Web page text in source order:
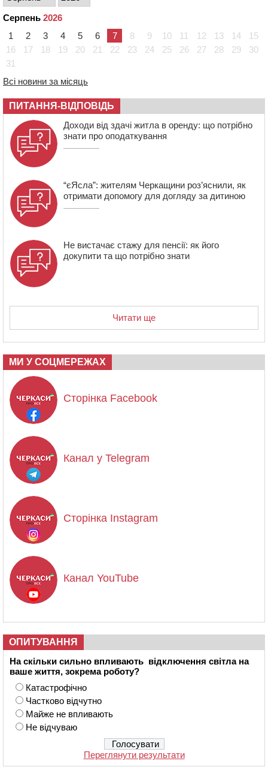
На Черкащині п’яний мотоцикліст зіткнувся з
мопедом: двоє людей у лікарні
09:42
Ветерани МСК “Дніпро” вибороли бронзу чемпіонату
України
08:57
670 тис грн штрафу за незаконні зміни до договору
08:20 Обрано претендента на посаду директора
Мокрокалигірського психоневрологічного інтернату
07:23 Уманські міграційники видворили з країни грузина,
який відсидів термін у колонії
Серпень 2026
1
2 3 4 5 6 7 8 9 10 11 12 13 14
15
16
17 18 19 20 21 22 23 24 25 26 27 28 29
30
31
Всі новини за місяць
ПИТАННЯ-ВІДПОВІДЬ
Доходи від здачі житла в оренду: що потрібно
знати про оподаткування
“єЯсла”: жителям Черкащини роз’яснили, як
отримати допомогу для догляду за дитиною
Не вистачає стажу для пенсії: як його
докупити та що потрібно знати
Читати ще
МИ У СОЦМЕРЕЖАХ
Сторінка Facebook
Канал у Telegram
Сторінка Instagram
Канал YouTube
ОПИТУВАННЯ
На скільки сильно впливають відключення світла на
ваше життя, зокрема роботу?
Катастрофічно
Частково відчутно
Майже не впливають
Не відчуваю
Переглянути результати